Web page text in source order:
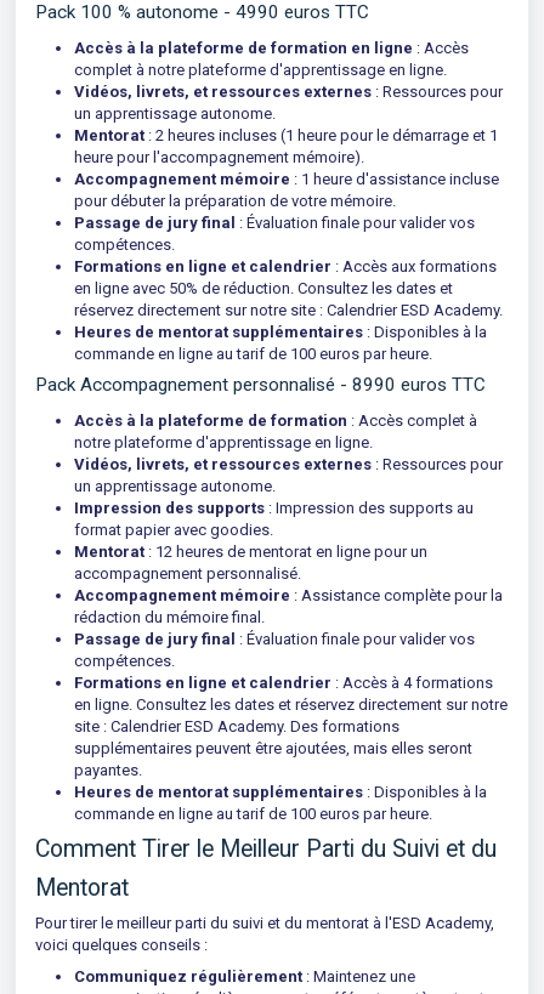
Pack 100 % autonome - 4990 euros TTC
Accès à la plateforme de formation en ligne : Accès
complet à notre plateforme d'apprentissage en ligne.
Vidéos, livrets, et ressources externes : Ressources pour
un apprentissage autonome.
Mentorat : 2 heures incluses (1 heure pour le démarrage et 1
heure pour l'accompagnement mémoire).
Accompagnement mémoire : 1 heure d'assistance incluse
pour débuter la préparation de votre mémoire.
Passage de jury final : Évaluation finale pour valider vos
compétences.
Formations en ligne et calendrier : Accès aux formations
en ligne avec 50% de réduction. Consultez les dates et
réservez directement sur notre site : Calendrier ESD Academy.
Heures de mentorat supplémentaires : Disponibles à la
commande en ligne au tarif de 100 euros par heure.
Pack Accompagnement personnalisé - 8990 euros TTC
Accès à la plateforme de formation : Accès complet à
notre plateforme d'apprentissage en ligne.
Vidéos, livrets, et ressources externes : Ressources pour
un apprentissage autonome.
Impression des supports : Impression des supports au
format papier avec goodies.
Mentorat : 12 heures de mentorat en ligne pour un
accompagnement personnalisé.
Accompagnement mémoire : Assistance complète pour la
rédaction du mémoire final.
Passage de jury final : Évaluation finale pour valider vos
compétences.
Formations en ligne et calendrier : Accès à 4 formations
en ligne. Consultez les dates et réservez directement sur notre
site : Calendrier ESD Academy. Des formations
supplémentaires peuvent être ajoutées, mais elles seront
payantes.
Heures de mentorat supplémentaires : Disponibles à la
commande en ligne au tarif de 100 euros par heure.
Comment Tirer le Meilleur Parti du Suivi et du
Mentorat
Pour tirer le meilleur parti du suivi et du mentorat à l'ESD Academy,
voici quelques conseils :
Communiquez régulièrement : Maintenez une